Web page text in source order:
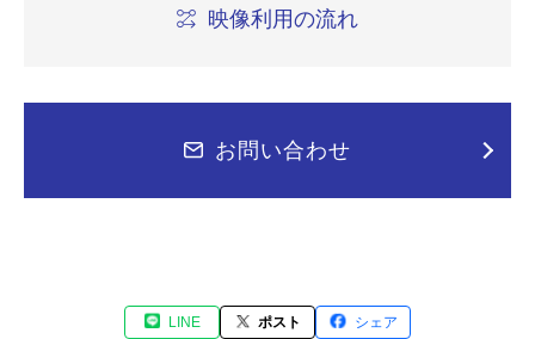
映像利用の流れ
お問い合わせ
LINE ポスト シェア